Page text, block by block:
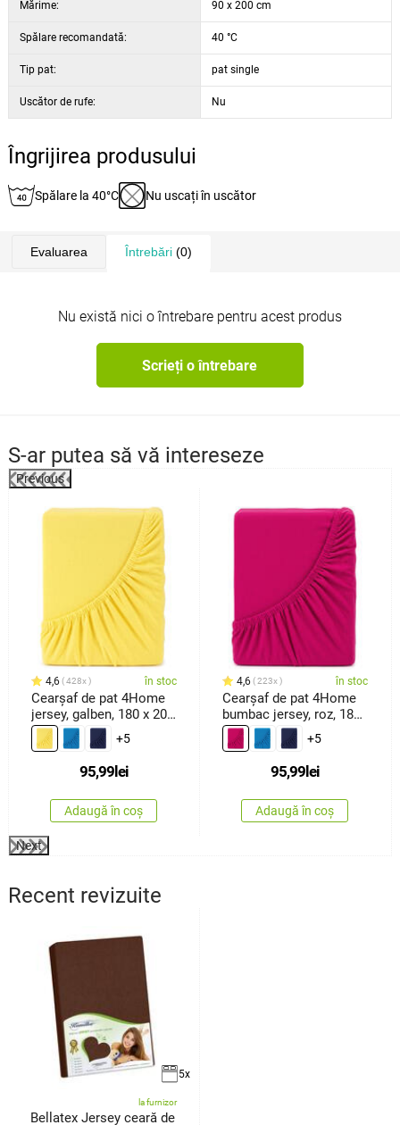
Mărime: 90 x 200 cm
Spălare recomandată: 40 °C
Tip pat: pat single
Uscător de rufe: Nu
Îngrijirea produsului
Spălare la 40°C Nu uscați în uscător
Evaluarea Întrebări(0)
Nu există nici o întrebare pentru acest produs
Scrieți o întrebare
S-ar putea să vă intereseze
Previous
4,6 428x în stoc
Cearşaf de pat 4Home
jersey, galben, 180 x 200
cm
+5
95,99 lei
Adaugă în coș
4,6 223x în stoc
Cearşaf de pat 4Home
bumbac jersey, roz, 180
x 200 cm
+5
95,99 lei
Adaugă în coș
Next
Recent revizuite
5x
la furnizor
Bellatex Jersey ceară de